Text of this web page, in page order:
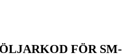
FÖR SM-